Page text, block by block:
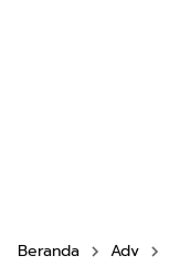
Beranda Adv